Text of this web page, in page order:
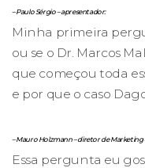
– Paulo Sérgio – apresentador:
Minha primeira
ou se o Dr. Marcos
que começou toda
e por que o caso
– Mauro Holzmann – diretor de Marketing
Essa pergunta eu